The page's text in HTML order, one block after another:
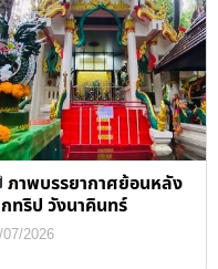
ภาพบรรยากาศย้อนหลัง
ทริป วังนาคินทร์
07/2026